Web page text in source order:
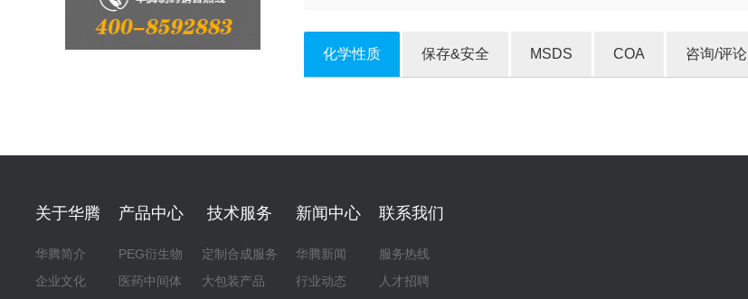
化学性质 保存&安全 MSDS COA 咨询/评论
关于华腾
华腾简介
企业文化
产品中心
PEG衍生物
医药中间体
技术服务
定制合成服务
大包装产品
新闻中心
华腾新闻
行业动态
联系我们
服务热线
人才招聘